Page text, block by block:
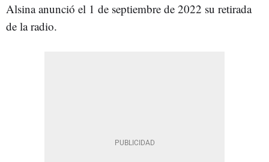
Alsina anunció el 1 de septiembre de 2022 su retirada
de la radio.